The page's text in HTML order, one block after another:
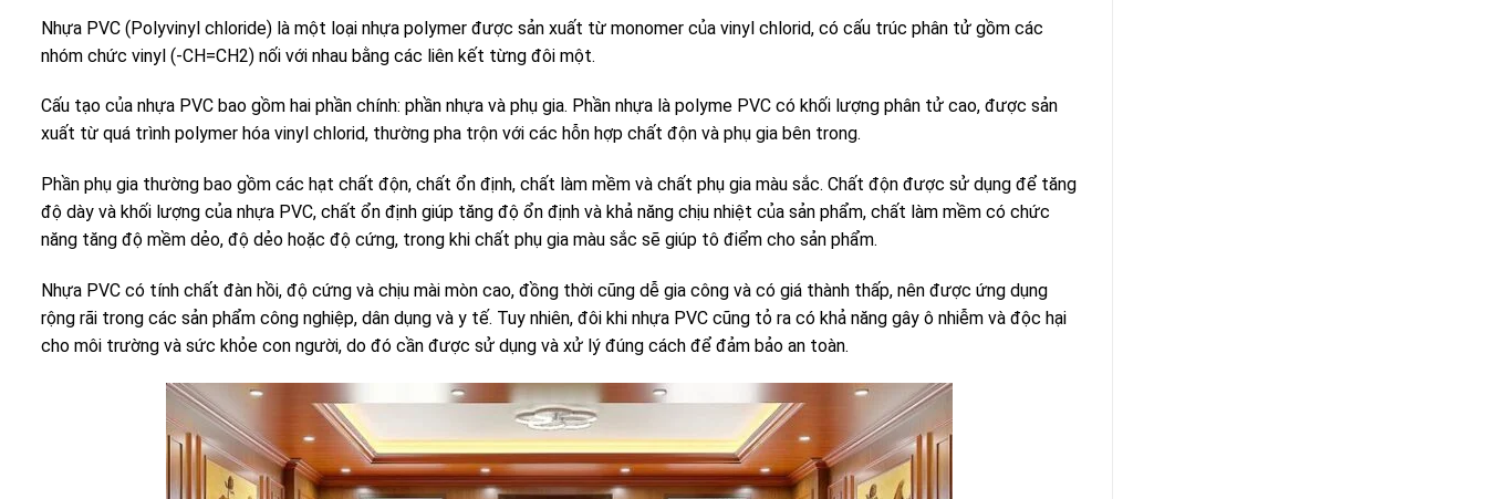
Nhựa PVC (Polyvinyl chloride) là một loại nhựa polymer được sản xuất từ monomer của vinyl chlorid, có cấu trúc phân tử gồm các
nhóm chức vinyl (-CH=CH2) nối với nhau bằng các liên kết từng đôi một.
Cấu tạo của nhựa PVC bao gồm hai phần chính: phần nhựa và phụ gia. Phần nhựa là polyme PVC có khối lượng phân tử cao, được sản
xuất từ quá trình polymer hóa vinyl chlorid, thường pha trộn với các hỗn hợp chất độn và phụ gia bên trong.
Phần phụ gia thường bao gồm các hạt chất độn, chất ổn định, chất làm mềm và chất phụ gia màu sắc. Chất độn được sử dụng để tăng
độ dày và khối lượng của nhựa PVC, chất ổn định giúp tăng độ ổn định và khả năng chịu nhiệt của sản phẩm, chất làm mềm có chức
năng tăng độ mềm dẻo, độ dẻo hoặc độ cứng, trong khi chất phụ gia màu sắc sẽ giúp tô điểm cho sản phẩm.
Nhựa PVC có tính chất đàn hồi, độ cứng và chịu mài mòn cao, đồng thời cũng dễ gia công và có giá thành thấp, nên được ứng dụng
rộng rãi trong các sản phẩm công nghiệp, dân dụng và y tế. Tuy nhiên, đôi khi nhựa PVC cũng tỏ ra có khả năng gây ô nhiễm và độc hại
cho môi trường và sức khỏe con người, do đó cần được sử dụng và xử lý đúng cách để đảm bảo an toàn.